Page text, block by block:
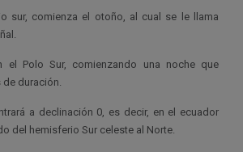
sur, comienza el otoño, al cual se le llama
el Polo Sur, comienzando una noche que
duración.
a declinación 0, es decir, en el ecuador
del hemisferio Sur celeste al Norte.